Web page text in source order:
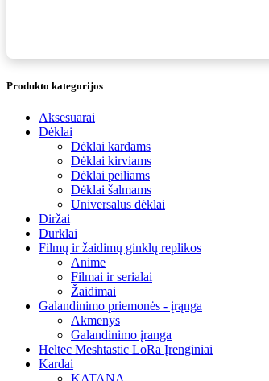
Produkto kategorijos
Aksesuarai
Dėklai
Dėklai kardams
Dėklai kirviams
Dėklai peiliams
Dėklai šalmams
Universalūs dėklai
Diržai
Durklai
Filmų ir žaidimų ginklų replikos
Anime
Filmai ir serialai
Žaidimai
Galandinimo priemonės - įrąnga
Akmenys
Galandinimo įranga
Heltec Meshtastic LoRa Įrenginiai
Kardai